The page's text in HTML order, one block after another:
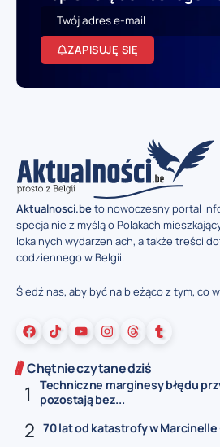
ZAPISUJĘ SIĘ
Aktualnosci.beto nowoczesny portal
specjalnie z myślą o Polakach
lokalnych wydarzeniach, a także treści
codziennego w Belgii.
Śledź nas, aby być na bieżąco z tym, co
Chętnie czytane dziś
Techniczne marginesy błędu
pozostają bez...
70 lat od katastrofy w Marcinelle